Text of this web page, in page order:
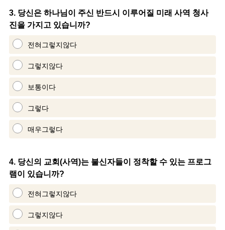
Question
Title
3. 당신은 하나님이 주신 반드시 이루어질 미래 사역 청사
진을 가지고 있습니까?
전혀그렇지않다
그렇지않다
보통이다
그렇다
매우그렇다
Question
Title
4. 당신의 교회(사역)는 불신자들이 정착할 수 있는 프로그
램이 있습니까?
전혀그렇지않다
그렇지않다